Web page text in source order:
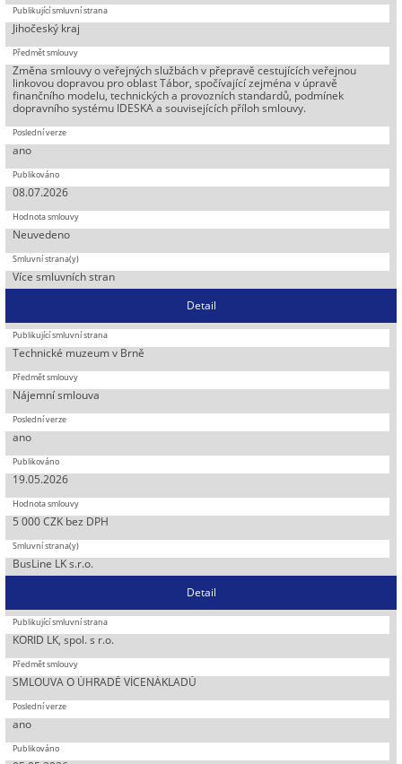
Jihočeský kraj
Změna smlouvy o veřejných službách v přepravě cestujících veřejnou
linkovou dopravou pro oblast Tábor, spočívající zejména v úpravě
finančního modelu, technických a provozních standardů, podmínek
dopravního systému IDESKA a souvisejících příloh smlouvy.
ano
08.07.2026
Neuvedeno
Více smluvních stran
Detail
Technické muzeum v Brně
Nájemní smlouva
ano
19.05.2026
5 000 CZK bez DPH
BusLine LK s.r.o.
Detail
KORID LK, spol. s r.o.
SMLOUVA O ÚHRADĚ VÍCENÁKLADŮ
ano